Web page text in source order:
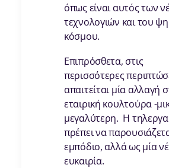
όπως είναι αυτός των
τεχνολογιών και του
κόσμου.
Επιπρόσθετα, στις
περισσότερες
απαιτείται μία αλλαγή
εταιρική κουλτούρα -
μεγαλύτερη. Η
πρέπει να
εμπόδιο, αλλά ως μία
ευκαιρία.